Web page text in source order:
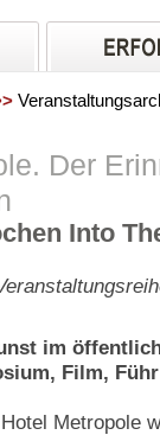
Der
Into
im
Film,
Metropole